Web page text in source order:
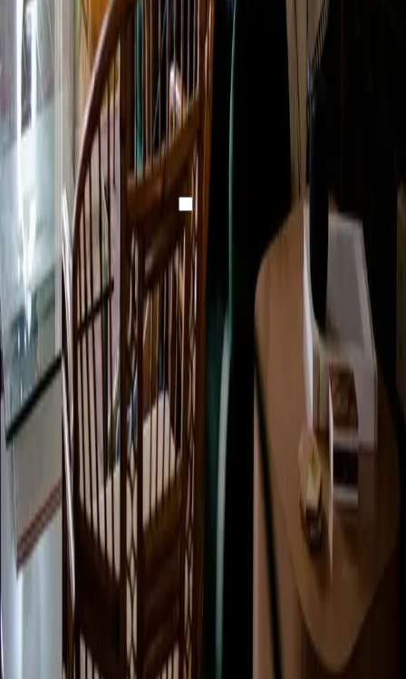
¡Mantente al día con
nuestro boletín!
Asegúrate de confirmar tu suscripción mediante el correo
electrónico de tu bandeja de entrada.
Al hacer clic en «enviar»
aceptas nuestro boletín y nuestra
política de privacidad.
Con innovación, creatividad y experiencia técnica, Omniway
ofrece a las escuelas la base óptima.
Vasagatan 17, 903 29 Umeå, Suecia
Certificados según ISO 9001, ISO 14001 e ISO/IEC
Sobre Omniway Segmentos educativos